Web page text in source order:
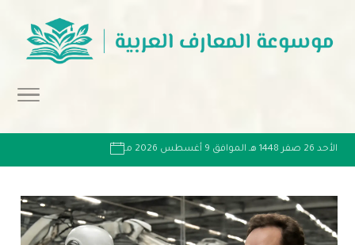
الأحد 26 صفر 1448 هـ الموافق 9 أغسطس 2026 مـ